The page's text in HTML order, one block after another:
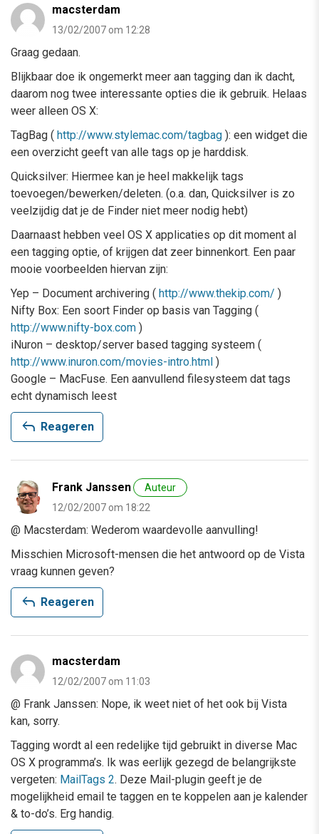
macsterdam
13/02/2007 om 12:28
Graag gedaan.
Blijkbaar doe ik ongemerkt meer aan tagging dan ik dacht,
daarom nog twee interessante opties die ik gebruik. Helaas
weer alleen OS X:
TagBag ( http://www.stylemac.com/tagbag ): een widget die
een overzicht geeft van alle tags op je harddisk.
Quicksilver: Hiermee kan je heel makkelijk tags
toevoegen/bewerken/deleten. (o.a. dan, Quicksilver is zo
veelzijdig dat je de Finder niet meer nodig hebt)
Daarnaast hebben veel OS X applicaties op dit moment al
een tagging optie, of krijgen dat zeer binnenkort. Een paar
mooie voorbeelden hiervan zijn:
Yep – Document archivering ( http://www.thekip.com/ )
Nifty Box: Een soort Finder op basis van Tagging (
http://www.nifty-box.com )
iNuron – desktop/server based tagging systeem (
http://www.inuron.com/movies-intro.html )
Google – MacFuse. Een aanvullend filesysteem dat tags
echt dynamisch leest
reply Reageren
Frank Janssen
Auteur
12/02/2007 om 18:22
@ Macsterdam: Wederom waardevolle aanvulling!
Misschien Microsoft-mensen die het antwoord op de Vista
vraag kunnen geven?
reply Reageren
macsterdam
12/02/2007 om 11:03
@ Frank Janssen: Nope, ik weet niet of het ook bij Vista
kan, sorry.
Tagging wordt al een redelijke tijd gebruikt in diverse Mac
OS X programma’s. Ik was eerlijk gezegd de belangrijkste
vergeten: MailTags 2. Deze Mail-plugin geeft je de
mogelijkheid email te taggen en te koppelen aan je kalender
& to-do’s. Erg handig.